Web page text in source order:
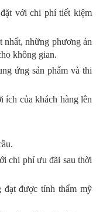
với chi phí tiết kiệm
nhất, những phương án
không gian.
ứng sản phẩm và thi
ích của khách hàng lên
chi phí ưu đãi sau thời
đạt được tính thẩm mỹ